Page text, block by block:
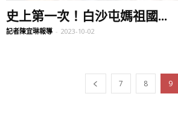
史上第一次！白沙屯媽祖國...
記者陳宜琳報導 - 2023-10-02
7 8 9